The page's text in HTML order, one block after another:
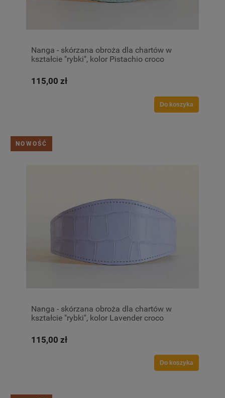
Nanga - skórzana obroża dla chartów w
kształcie "rybki", kolor Pistachio croco
115,00 zł
Do koszyka
Nanga - skórzana obroża dla chartów w
kształcie "rybki", kolor Lavender croco
115,00 zł
Do koszyka
NOWOŚĆ